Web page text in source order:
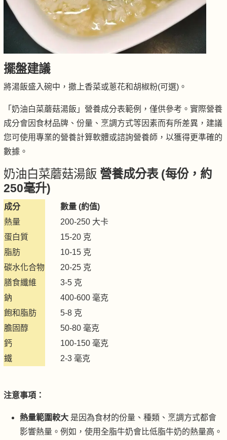
擺盤建議
將湯飯盛入碗中，撒上香菜或蔥花和胡椒粉(可選)。
「奶油白菜蘑菇湯飯」營養成分表範例，僅供參考。實際營養
成分會因食材品牌、份量、烹調方式等因素而有所差異，建議
您可使用專業的營養計算軟體或諮詢營養師，以獲得更準確的
數據。
奶油白菜蘑菇湯飯 營養成分表 (每份，約
250毫升)
成分
數量 (約值)
熱量
200-250 大卡
蛋白質
15-20 克
脂肪
10-15 克
碳水化合物
20-25 克
膳食纖維
3-5 克
鈉
400-600 毫克
飽和脂肪
5-8 克
膽固醇
50-80 毫克
鈣
100-150 毫克
鐵
2-3 毫克
注意事項：
熱量範圍較大 是因為食材的份量、種類、烹調方式都會
影響熱量。例如，使用全脂牛奶會比低脂牛奶的熱量高。